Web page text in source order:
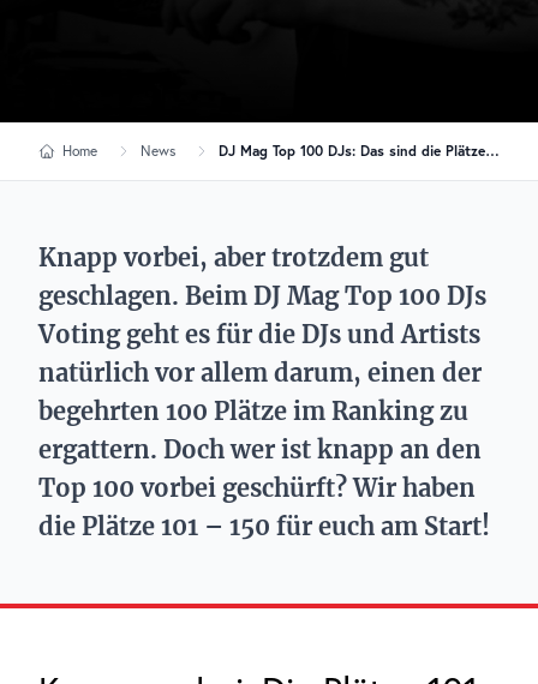
Home News DJ Mag Top 100 DJs: Das sind die Plätze 101-150 des Votings
Knapp vorbei, aber trotzdem gut
geschlagen. Beim DJ Mag Top 100 DJs
Voting geht es für die DJs und Artists
natürlich vor allem darum, einen der
begehrten 100 Plätze im Ranking zu
ergattern. Doch wer ist knapp an den
Top 100 vorbei geschürft? Wir haben
die Plätze 101 – 150 für euch am Start!